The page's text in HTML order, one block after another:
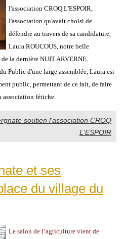
l'association CROQ L'ESPOIR,
l'association qu'avait choisi de
défendre au travers de sa candidature,
Laura ROUCOUS, notre belle
la dernière NUIT ARVERNE.
Public d'une large assemblée, Laura est
public, permettant de ce fait, de faire
association fétiche.
soutien l'association CROQ
L'ESPOIR
et ses
du village du
Le salon de l’agriculture vient de